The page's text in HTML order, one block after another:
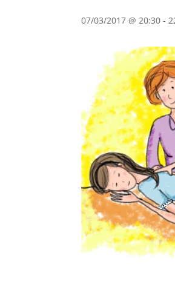
07/03/2017 @ 20:30 -